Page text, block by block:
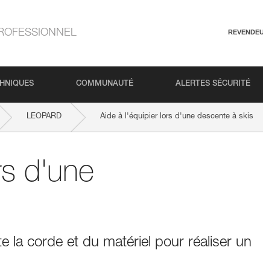
COMMUNAUTÉ ALERTES SÉCURITÉ
LEOPARD Aide à l'équipier lors d'une descente à skis
d'une
la corde et du matériel pour réaliser un